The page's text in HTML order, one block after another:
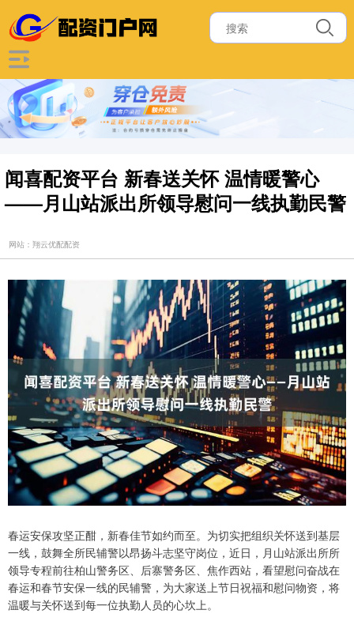
闻喜配资平台 新春送关怀 温情暖警心
——月山站派出所领导慰问一线执勤民警
网站：翔云优配配资
春运安保攻坚正酣，新春佳节如约而至。为切实把组织关怀送到基层
一线，鼓舞全所民辅警以昂扬斗志坚守岗位，近日，月山站派出所所
领导专程前往柏山警务区、后寨警务区、焦作西站，看望慰问奋战在
春运和春节安保一线的民辅警，为大家送上节日祝福和慰问物资，将
温暖与关怀送到每一位执勤人员的心坎上。